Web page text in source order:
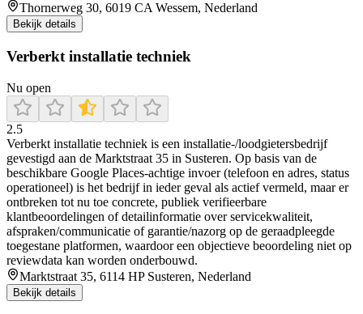
Thornerweg 30, 6019 CA Wessem, Nederland
Bekijk details
Verberkt installatie techniek
Nu open
2.5
Verberkt installatie techniek is een installatie-/loodgietersbedrijf
gevestigd aan de Marktstraat 35 in Susteren. Op basis van de
beschikbare Google Places-achtige invoer (telefoon en adres, status
operationeel) is het bedrijf in ieder geval als actief vermeld, maar er
ontbreken tot nu toe concrete, publiek verifieerbare
klantbeoordelingen of detailinformatie over servicekwaliteit,
afspraken/communicatie of garantie/nazorg op de geraadpleegde
toegestane platformen, waardoor een objectieve beoordeling niet op
reviewdata kan worden onderbouwd.
Marktstraat 35, 6114 HP Susteren, Nederland
Bekijk details